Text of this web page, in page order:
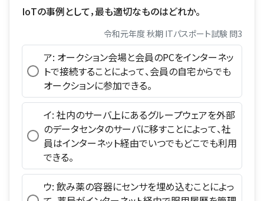
IoTの事例として，最も適切なものはどれか。
令和元年度 秋期 ITパスポート試験 問3
ア: オークション会場と会員のPCをインターネッ
トで接続することによって、会員の自宅からでも
オークションに参加できる。
イ: 社内のサーバ上にあるグループウェアを外部
のデータセンタのサーバに移すことによって、社
員はインターネット経由でいつでもどこでも利用
できる。
ウ: 飲み薬の容器にセンサを埋め込むことによっ